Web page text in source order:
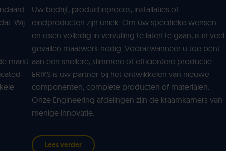
Wij
markt
Uw bedrijf, productieproces, installaties of
eindproducten zijn uniek. Om uw specifieke wensen
en eisen volledig in vervulling te laten te gaan, is in veel
gevallen maatwerk nodig. Vooral wanneer u toe bent
aan een snellere, slimmere of efficiëntere productie.
ERIKS is uw partner bij het ontwikkelen van nieuwe
componenten, complete producten of materialen.
Onze Engineering afdelingen zijn de kraamkamers van
menige innovatie.
Lees verder